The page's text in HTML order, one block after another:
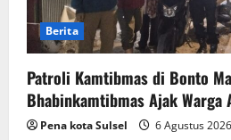
Berita
Patroli Kamtibmas di Bonto
Bhabinkamtibmas Ajak Warga
Pena kota Sulsel 6 Agustus 2026